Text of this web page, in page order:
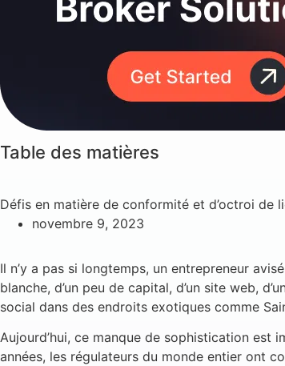
Table des matières
Défis en matière de conformité et d’octroi de
novembre 9, 2023
Il n’y a pas si longtemps, un entrepreneur
blanche, d’un peu de capital, d’un site web,
social dans des endroits exotiques comme
Aujourd’hui, ce manque de sophistication est
années, les régulateurs du monde entier ont